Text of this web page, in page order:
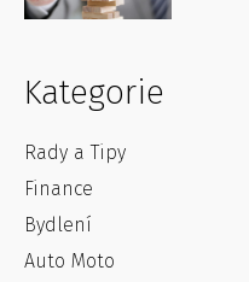
Kategorie
Rady a Tipy
Finance
Bydlení
Auto Moto